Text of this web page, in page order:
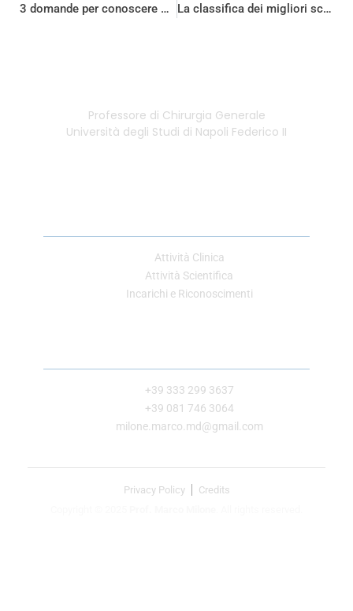
3 domande per conoscere meglio la chirurgia robotica La classifica dei migliori scienziati napoletani: l’elenco „Tutti i nomi dei 165 migliori scienziati al mondo della Federico II. Nella classifica 2019 erano “solo” 77“
Professore di Chirurgia Generale
Università degli Studi di Napoli Federico II
Attività Clinica
Attività Scientifica
Incarichi e Riconoscimenti
+39 333 299 3637
+39 081 746 3064
milone.marco.md@gmail.com
Privacy Policy Credits